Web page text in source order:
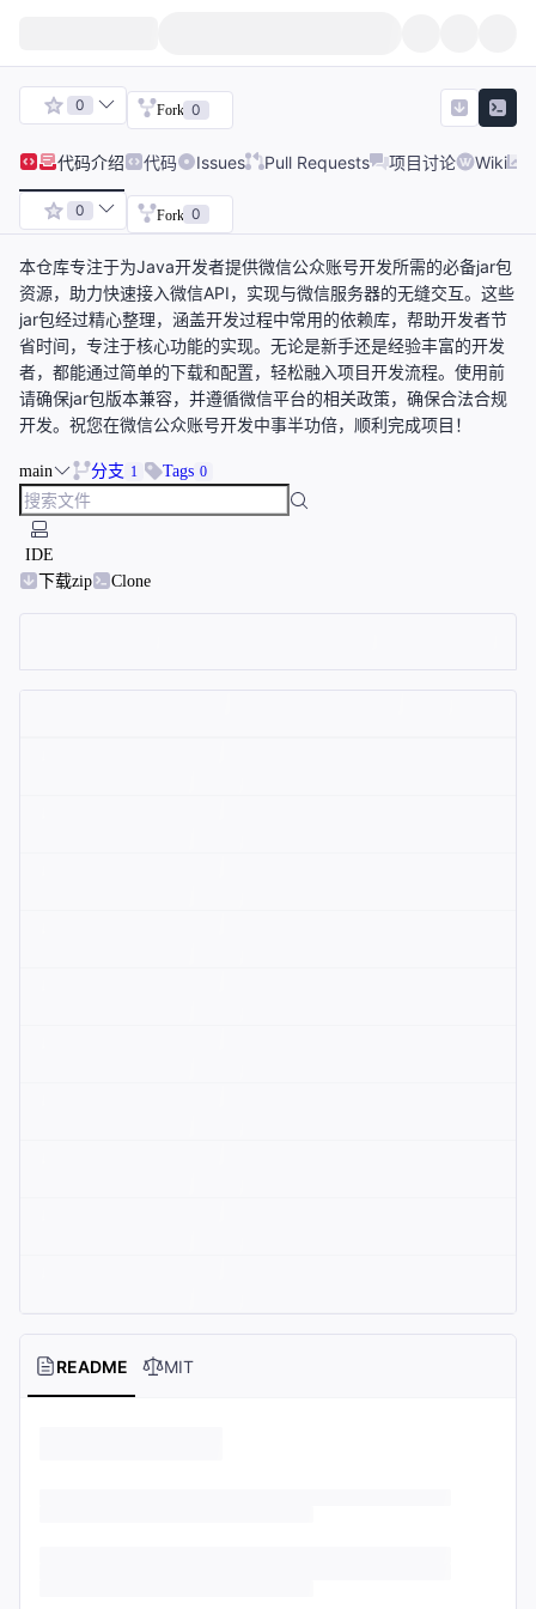
0 Fork 0
代码介绍 代码 Issues Pull Requests 项目讨论 Wiki
0 Fork 0
本仓库专注于为Java开发者提供微信公众账号开发所需的必备jar包
资源，助力快速接入微信API，实现与微信服务器的无缝交互。这些
jar包经过精心整理，涵盖开发过程中常用的依赖库，帮助开发者节
省时间，专注于核心功能的实现。无论是新手还是经验丰富的开发
者，都能通过简单的下载和配置，轻松融入项目开发流程。使用前
请确保jar包版本兼容，并遵循微信平台的相关政策，确保合法合规
开发。祝您在微信公众账号开发中事半功倍，顺利完成项目！
main 分支 1 Tags 0
IDE
下载zip
Clone
README MIT